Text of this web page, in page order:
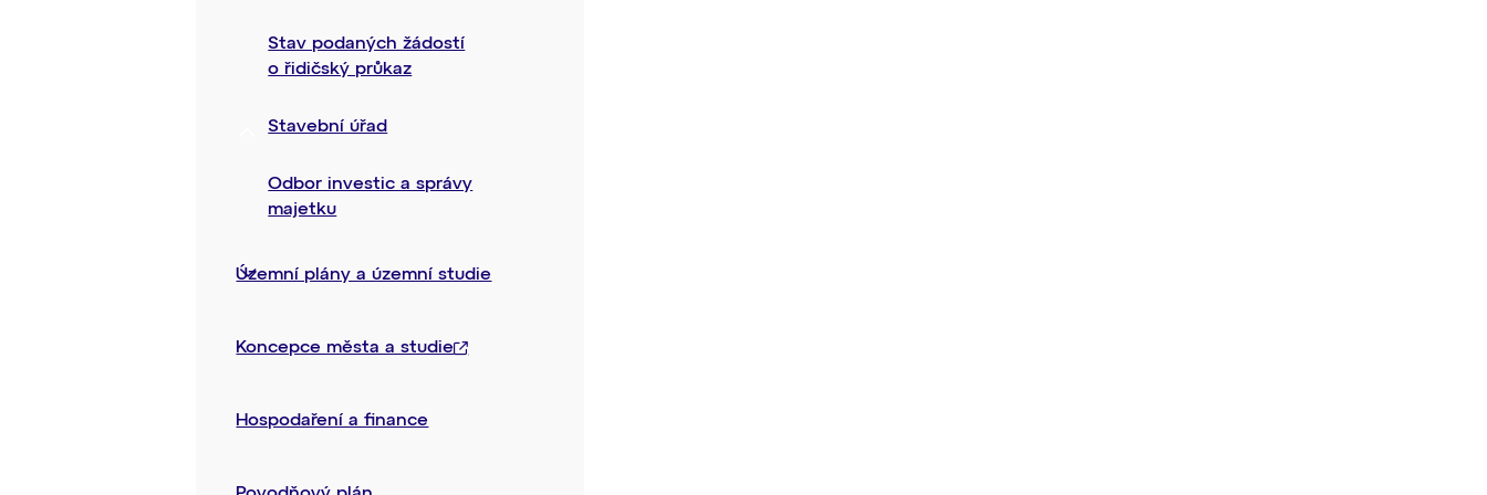
Stav podaných žádostí
o řidičský průkaz
Stavební úřad
Odbor investic a správy
majetku
Územní plány a územní studie
Koncepce města a studie
Hospodaření a finance